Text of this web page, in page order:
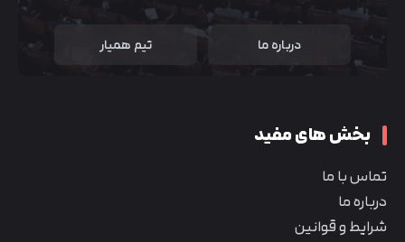
درباره ما تیم همیار
بخش های مفید
تماس با ما
درباره ما
شرایط و قوانین